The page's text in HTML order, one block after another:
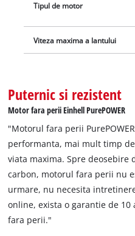
Tipul de motor
Viteza maxima a lantului
Puternic si rezistent
Motor fara perii Einhell PurePOWER
"Motorul fara perii
performanta, mai mult timp
viata maxima. Spre deosebire
carbon, motorul fara perii nu
urmare, nu necesita
online, exista o garantie de 10
fara perii."